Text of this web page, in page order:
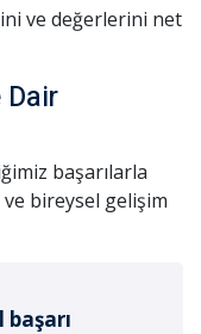
ve değerlerini net
Dair
başarılarla
bireysel gelişim
Sign in